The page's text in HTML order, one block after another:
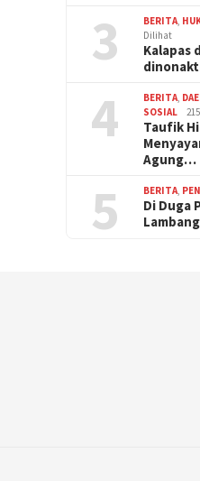
3 BERITA,
Dilihat
Kalapas
4 BERITA,
SOSIAL
Taufik
Agung…
5 BERITA,
Di Duga